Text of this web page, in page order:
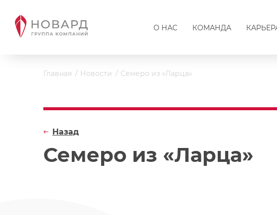
О НАС КОМАНДА
Главная Новости Семеро из «Ларца»
Семеро из «Ларца»
Назад